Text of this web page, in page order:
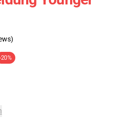
-20%